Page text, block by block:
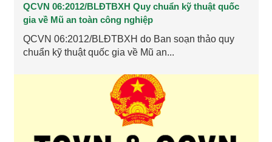
QCVN 06:2012/BLĐTBXH Quy chuẩn kỹ thuật quốc
gia về Mũ an toàn công nghiệp
QCVN 06:2012/BLĐTBXH do Ban soạn thảo quy
chuẩn kỹ thuật quốc gia về Mũ an...